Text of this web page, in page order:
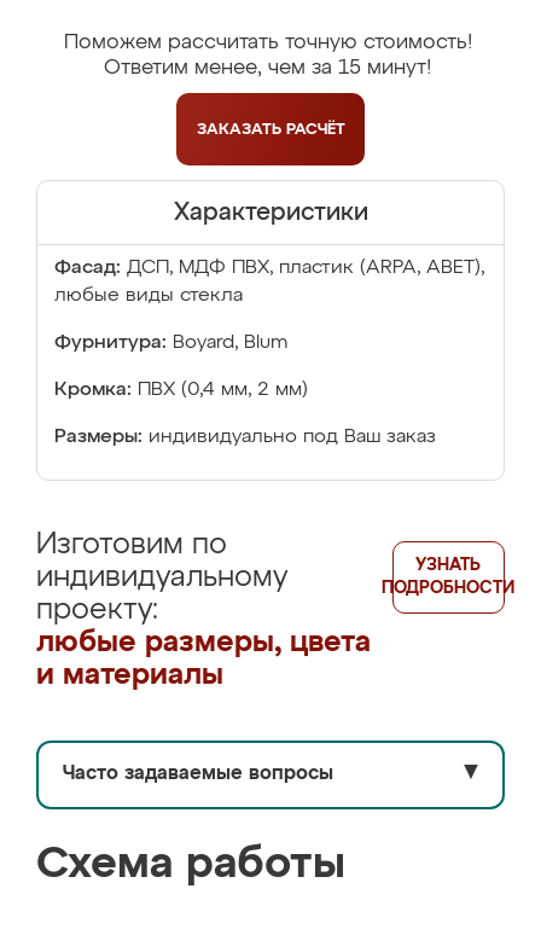
Поможем рассчитать точную стоимость!
Ответим менее, чем за 15 минут!
ЗАКАЗАТЬ РАСЧЁТ
Характеристики
Фасад: ДСП, МДФ ПВХ, пластик (ARPA, ABET),
любые виды стекла
Фурнитура: Boyard, Blum
Кромка: ПВХ (0,4 мм, 2 мм)
Размеры: индивидуально под Ваш заказ
Изготовим по
индивидуальному
проекту:
любые размеры, цвета
и материалы
УЗНАТЬ
ПОДРОБНОСТИ
Часто задаваемые вопросы ▼
Схема работы